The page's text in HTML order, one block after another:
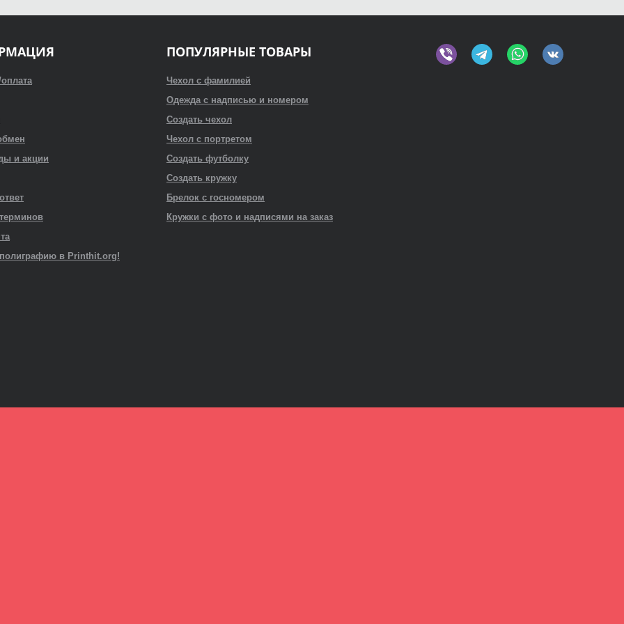
и акции
полиграфию в Printhit.org!
ПОПУЛЯРНЫЕ ТОВАРЫ
Чехол с фамилией
Одежда с надписью и номером
Создать чехол
Чехол с портретом
Создать футболку
Создать кружку
Брелок с госномером
Кружки с фото и надписями на заказ